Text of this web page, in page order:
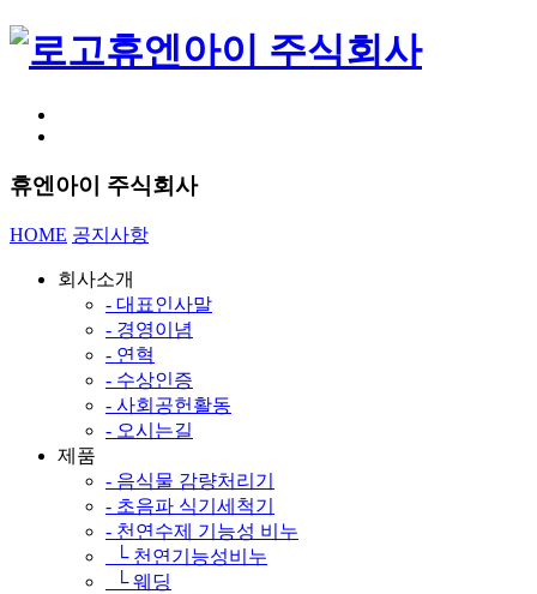
휴엔아이 주식회사
휴엔아이 주식회사
HOME 공지사항
회사소개
- 대표인사말
- 경영이념
- 연혁
- 수상인증
- 사회공헌활동
- 오시는길
제품
- 음식물 감량처리기
- 초음파 식기세척기
- 천연수제 기능성 비누
└ 천연기능성비누
└ 웨딩